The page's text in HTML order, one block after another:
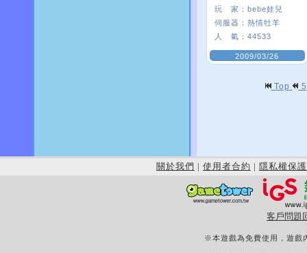
玩 家： bebe娃兒
伺服器： 熱情牡羊
人 氣： 44533
2009/03/26
Top 5
關於我們 | 使用者合約 | 隱私權保護
客戶問題
※本遊戲為免費使用，遊戲